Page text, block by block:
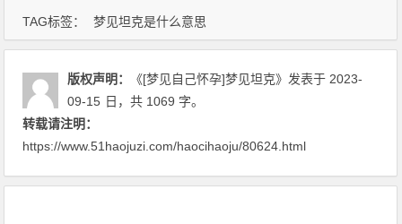
TAG标签： 梦见坦克是什么意思
版权声明： 《[梦见自己怀孕]梦见坦克》 发表于 2023-
09-15 日 ，共 1069 字。
转载请注明：
https://www.51haojuzi.com/haocihaoju/80624.html